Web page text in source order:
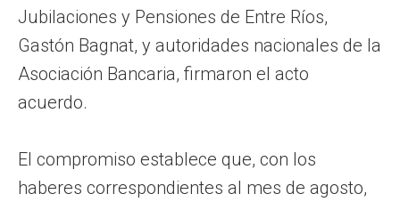
Jubilaciones y Pensiones de Entre Ríos,
Gastón Bagnat, y autoridades nacionales de la
Asociación Bancaria, firmaron el acto
acuerdo.
El compromiso establece que, con los
haberes correspondientes al mes de agosto,